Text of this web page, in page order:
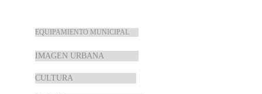
EQUIPAMIENTO MUNICIPAL
IMAGEN URBANA
CULTURA